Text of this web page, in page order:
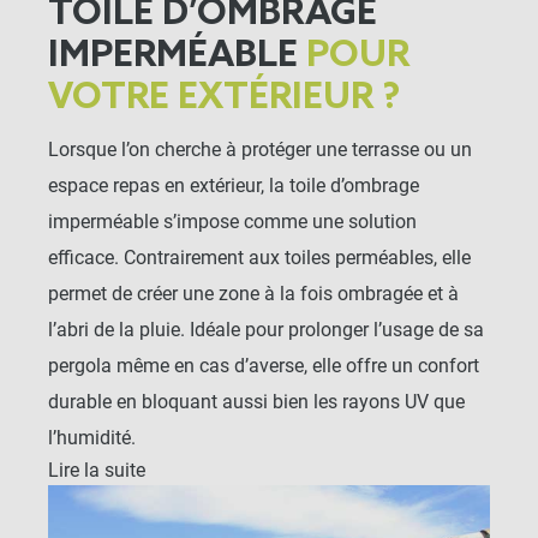
TOILE D’OMBRAGE
IMPERMÉABLE POUR
VOTRE EXTÉRIEUR ?
Lorsque l’on cherche à protéger une terrasse ou un
espace repas en extérieur, la toile d’ombrage
imperméable s’impose comme une solution
efficace. Contrairement aux toiles perméables, elle
permet de créer une zone à la fois ombragée et à
l’abri de la pluie. Idéale pour prolonger l’usage de sa
pergola même en cas d’averse, elle offre un confort
durable en bloquant aussi bien les rayons UV que
l’humidité.
Disponible en plusieurs dimensions, comme 4x3 m
Lire la suite